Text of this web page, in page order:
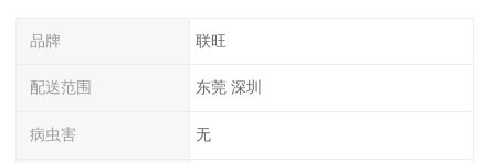
品牌 联旺
配送范围 东莞 深圳
病虫害 无